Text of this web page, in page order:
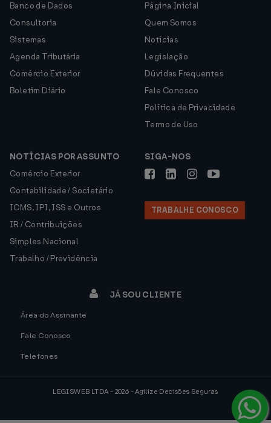
Banco de Dados
Consultoria
Sistemas
Agenda Tributária
Comércio Exterior
Boletim Diário
Página Inicial
Quem Somos
Notícias
Legislação
Dúvidas Frequentes
Fale Conosco
Política de Privacidade
Termo de Uso
NOTÍCIAS POR ASSUNTO
Comércio Exterior
Contabilidade / Societário
ICMS, IPI, ISS e Outros
IR / Contribuições
Simples Nacional
Trabalho / Previdência
SIGA-NOS
TRABALHE CONOSCO
JÁ SOU CLIENTE
Área do Assinante
Fale Conosco
Telefones
LEGISWEB LTDA - 2026 - Agilize Decisões Seguras